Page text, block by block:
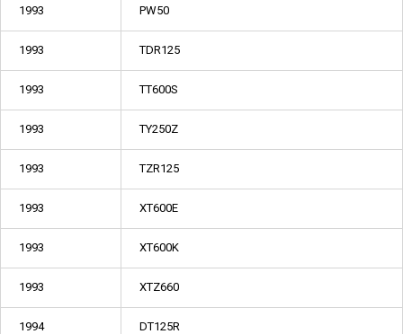
1993 PW50
1993 TDR125
1993 TT600S
1993 TY250Z
1993 TZR125
1993 XT600E
1993 XT600K
1993 XTZ660
1994 DT125R